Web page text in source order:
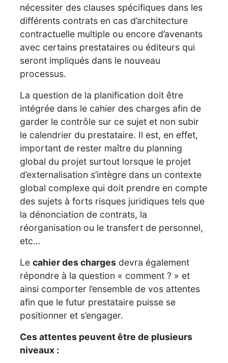
nécessiter des clauses spécifiques dans les
différents contrats en cas d’architecture
contractuelle multiple ou encore d’avenants
avec certains prestataires ou éditeurs qui
seront impliqués dans le nouveau
processus.
La question de la planification doit être
intégrée dans le cahier des charges afin de
garder le contrôle sur ce sujet et non subir
le calendrier du prestataire. Il est, en effet,
important de rester maître du planning
global du projet surtout lorsque le projet
d’externalisation s’intègre dans un contexte
global complexe qui doit prendre en compte
des sujets à forts risques juridiques tels que
la dénonciation de contrats, la
réorganisation ou le transfert de personnel,
etc…
Le cahier des charges devra également
répondre à la question « comment ? » et
ainsi comporter l’ensemble de vos attentes
afin que le futur prestataire puisse se
positionner et s’engager.
Ces attentes peuvent être de plusieurs
niveaux :